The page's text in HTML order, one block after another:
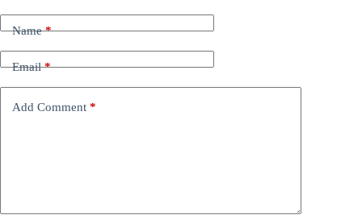
Name*
Email*
Add Comment *